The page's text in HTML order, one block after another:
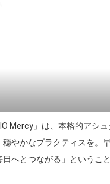
Mercy」は、本格的アシ
やかなプラクティスを。
へとつながる」というこ